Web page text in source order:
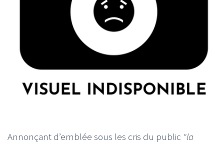
Annonçant d’emblée sous les cris du public "la